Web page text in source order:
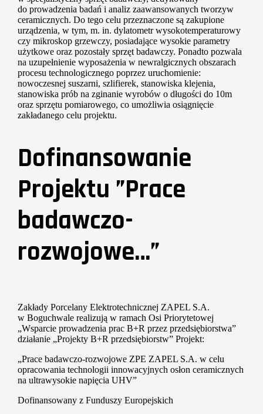
do prowadzenia badań i analiz zaawansowanych tworzyw
ceramicznych. Do tego celu przeznaczone są zakupione
urządzenia, w tym, m. in. dylatometr wysokotemperaturowy
czy mikroskop grzewczy, posiadające wysokie parametry
użytkowe oraz pozostały sprzęt badawczy. Ponadto pozwala
na uzupełnienie wyposażenia w newralgicznych obszarach
procesu technologicznego poprzez uruchomienie:
nowoczesnej suszarni, szlifierek, stanowiska klejenia,
stanowiska prób na zginanie wyrobów o długości do 10m
oraz sprzętu pomiarowego, co umożliwia osiągnięcie
zakładanego celu projektu.
Dofinansowanie
Projektu ”Prace
badawczo-
rozwojowe…”
Zakłady Porcelany Elektrotechnicznej ZAPEL S.A.
w Boguchwale realizują w ramach Osi Priorytetowej
„Wsparcie prowadzenia prac B+R przez przedsiębiorstwa”
działanie „Projekty B+R przedsiębiorstw” Projekt:
„Prace badawczo-rozwojowe ZPE ZAPEL S.A. w celu
opracowania technologii innowacyjnych osłon ceramicznych
na ultrawysokie napięcia UHV”
Dofinansowany z Funduszy Europejskich